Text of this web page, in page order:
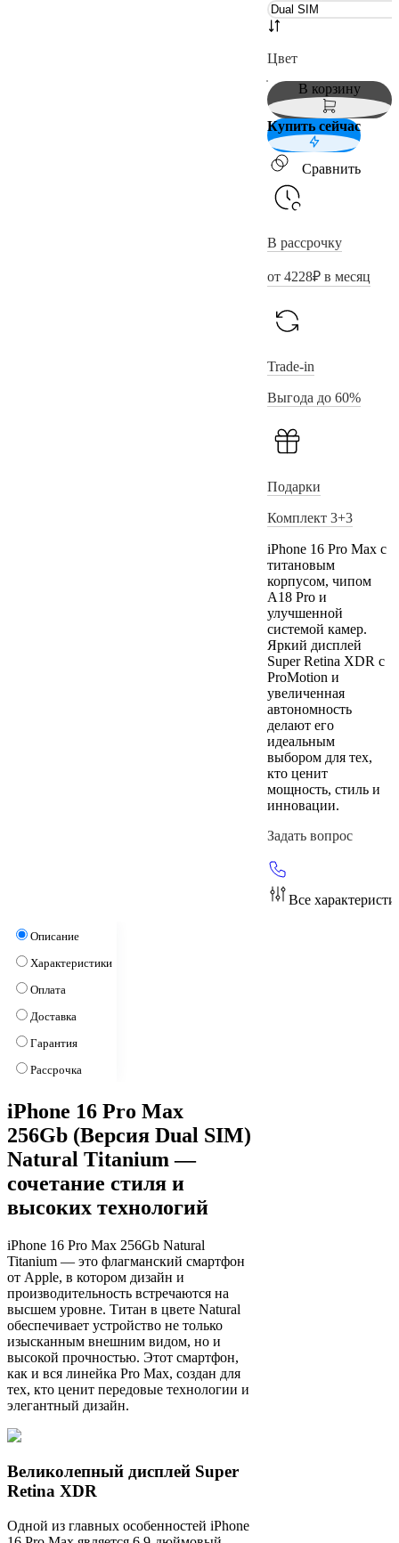
Цвет
В корзину
Купить сейчас
Сравнить
В рассрочку
от 4228₽ в месяц
Trade-in
Выгода до 60%
Подарки
Комплект 3+3
iPhone 16 Pro Max с
титановым
корпусом, чипом
A18 Pro и
улучшенной
системой камер.
Яркий дисплей
Super Retina XDR с
ProMotion и
увеличенная
автономность
делают его
идеальным
выбором для тех,
кто ценит
мощность, стиль и
инновации.
Задать вопрос
Все
Описание
Характеристики
Оплата
Доставка
Гарантия
Рассрочка
iPhone 16 Pro Max
256Gb (Версия Dual SIM)
Natural Titanium —
сочетание стиля и
высоких технологий
iPhone 16 Pro Max 256Gb Natural
Titanium — это флагманский смартфон
от Apple, в котором дизайн и
производительность встречаются на
высшем уровне. Титан в цвете Natural
обеспечивает устройство не только
изысканным внешним видом, но и
высокой прочностью. Этот смартфон,
как и вся линейка Pro Max, создан для
тех, кто ценит передовые технологии и
элегантный дизайн.
Великолепный дисплей Super
Retina XDR
Одной из главных особенностей iPhone